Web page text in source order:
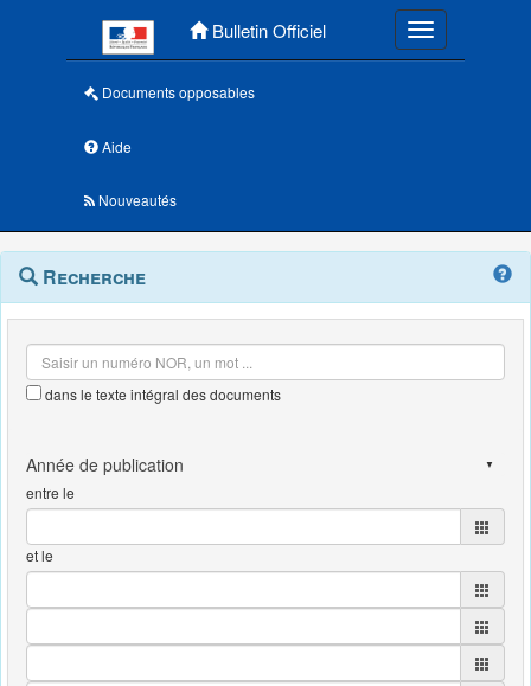
Bulletin Officiel Toggle
Documents opposables
Aide
Nouveautés
Navigation
outils
Menu
contextuel
Recherche
dans le texte intégral des documents
entre le
et le